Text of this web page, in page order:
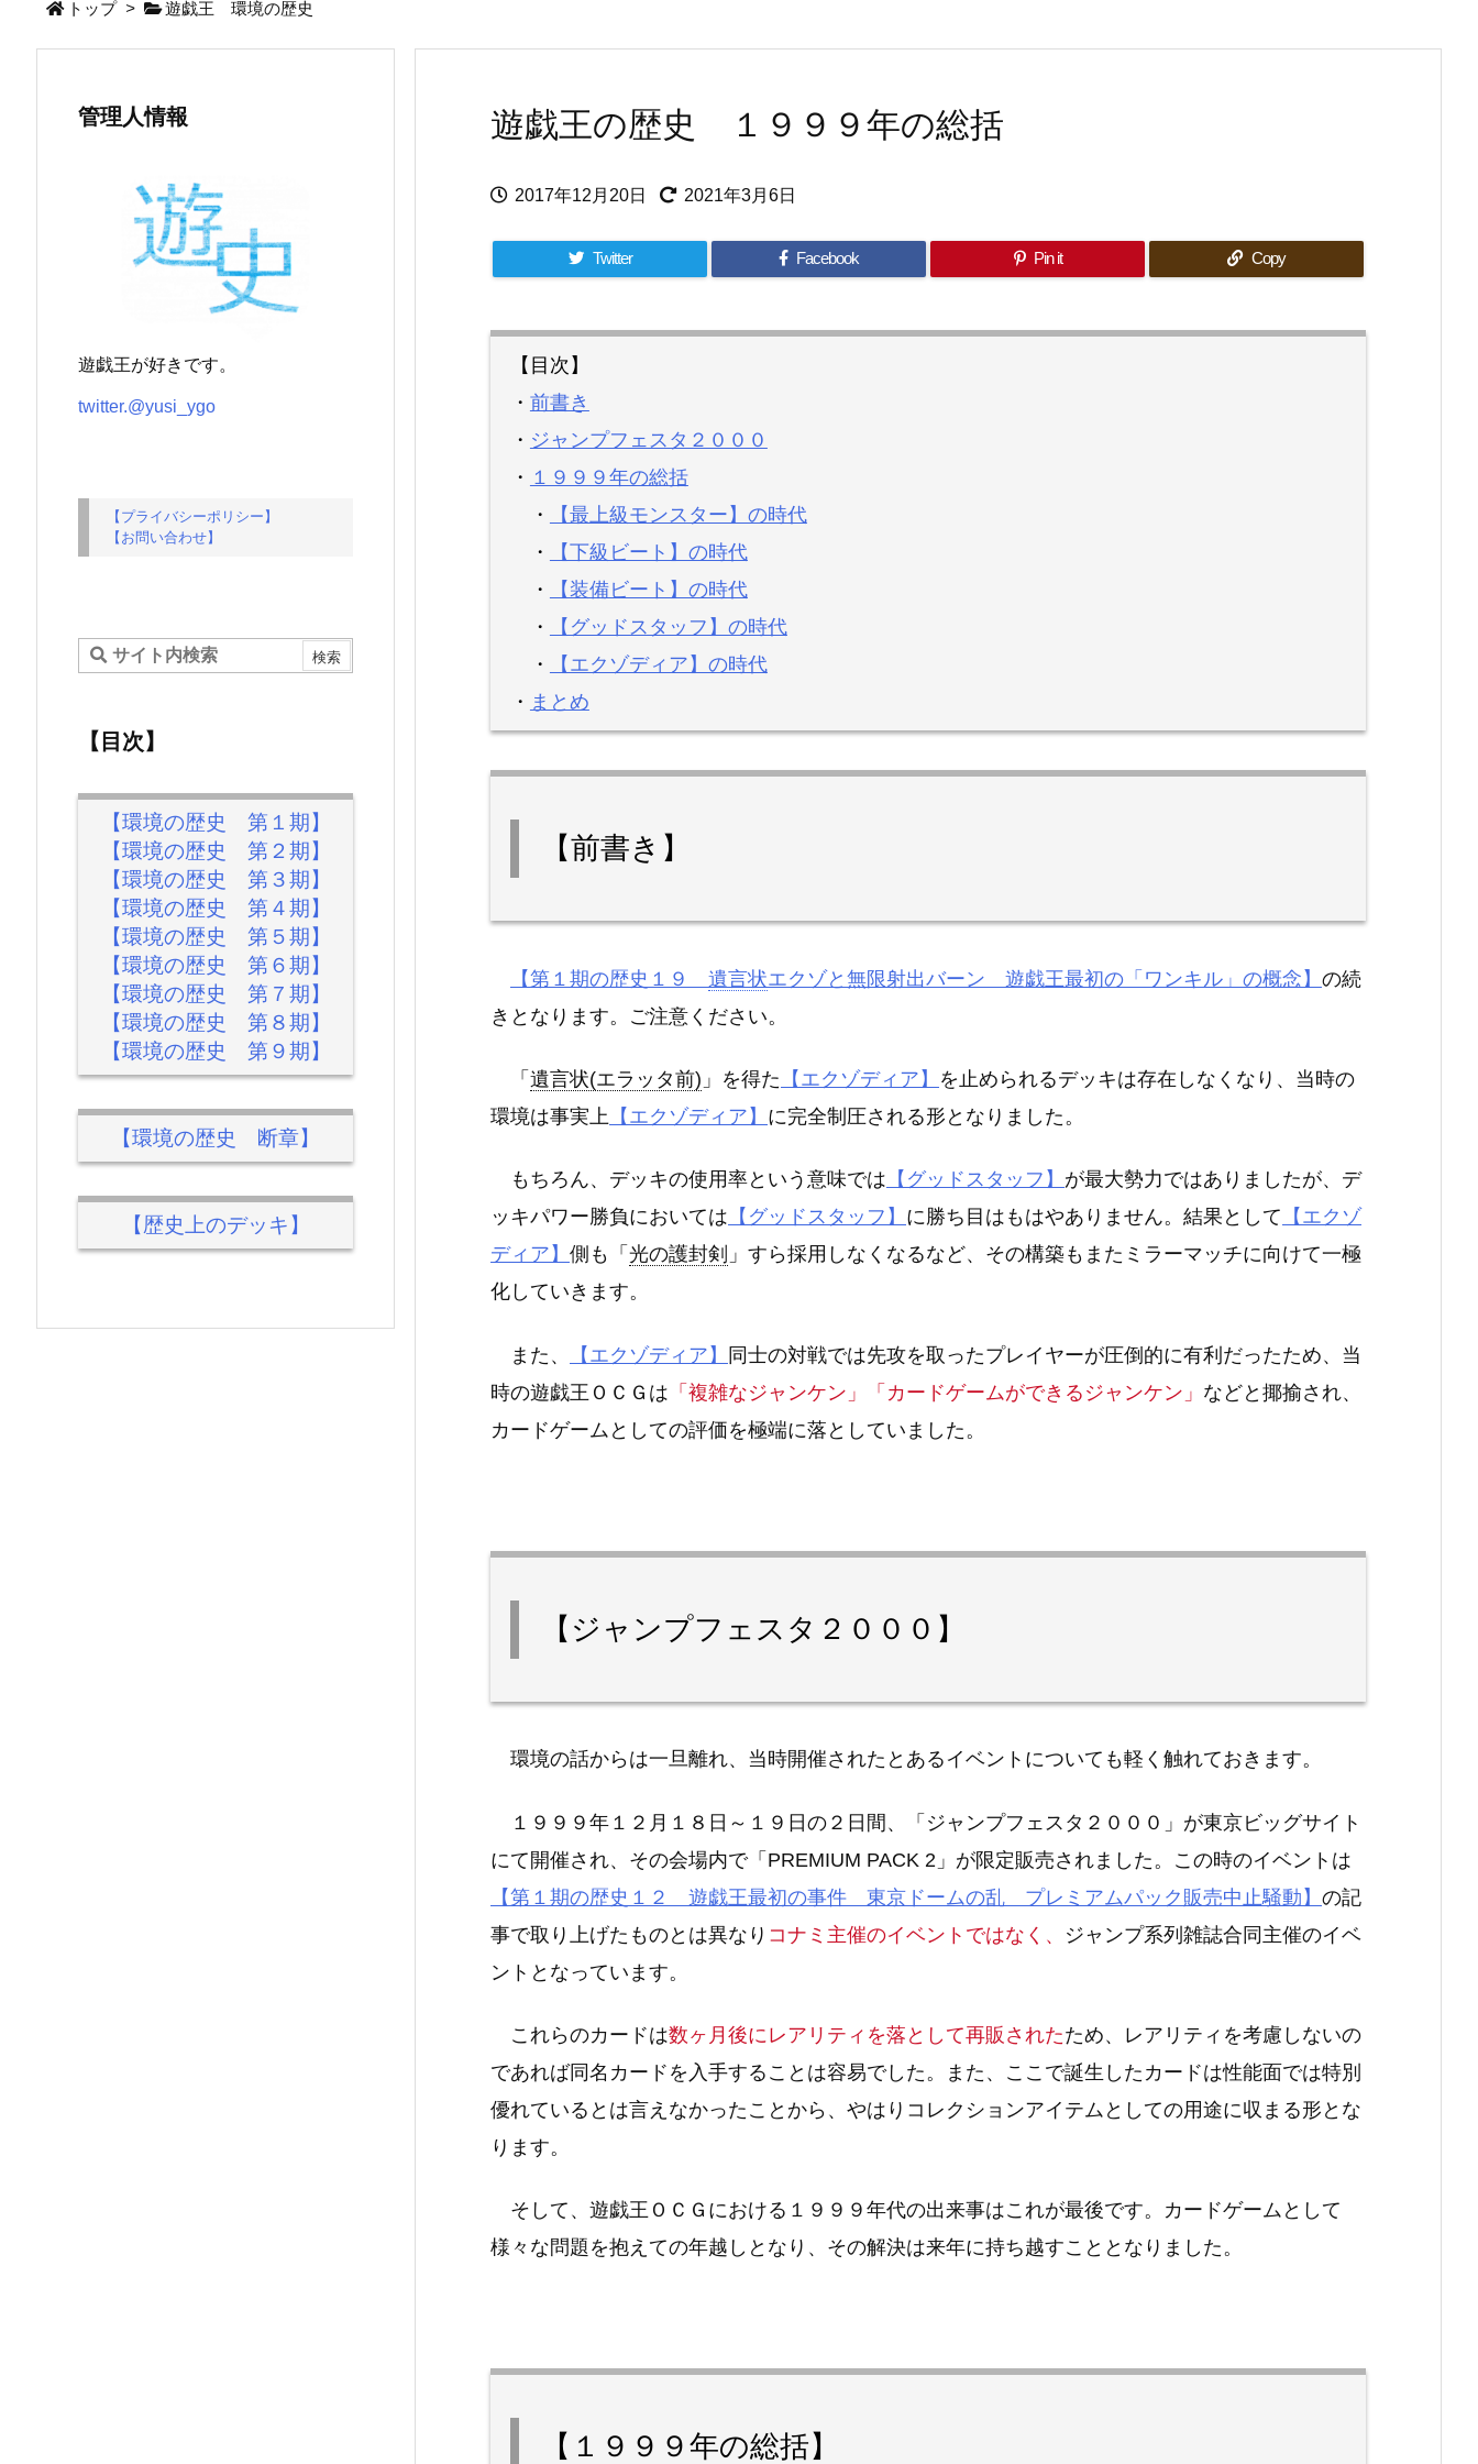
トップ > 遊戯王 環境の歴史
遊戯王の歴史 １９９９年の総括
2017年12月20日 2021年3月6日
Twitter Facebook Pin it Copy
【目次】
・ 前書き
・ ジャンプフェスタ２０００
・ １９９９年の総括
・
【最上級モンスター】の時代
・
【下級ビート】の時代
・
【装備ビート】の時代
・
【グッドスタッフ】の時代
・
【エクゾディア】の時代
・ まとめ
【前書き】
【第１期の歴史１９ 遺言状エクゾと無限射出バーン 遊戯王最初の「ワンキル」の概念】 の続
きとなります。ご注意ください。
「 遺言状(エラッタ前) 」を得た 【エクゾディア】 を止められるデッキは存在しなくなり、当時の
環境は事実上 【エクゾディア】 に完全制圧される形となりました。
もちろん、デッキの使用率という意味では 【グッドスタッフ】 が最大勢力ではありましたが、デ
ッキパワー勝負においては 【グッドスタッフ】 に勝ち目はもはやありません。結果として 【エクゾ
ディア】 側も「 光の護封剣 」すら採用しなくなるなど、その構築もまたミラーマッチに向けて一極
化していきます。
また、 【エクゾディア】
同士の対戦では先攻を取ったプレイヤーが圧倒的に有利だったため、当
時の遊戯王ＯＣＧは 「複雑なジャンケン」「カードゲームができるジャンケン」 などと揶揄され、
カードゲームとしての評価を極端に落としていました。
【ジャンプフェスタ２０００】
環境の話からは一旦離れ、当時開催されたとあるイベントについても軽く触れておきます。
１９９９年１２月１８日～１９日の２日間、「ジャンプフェスタ２０００」が東京ビッグサイト
にて開催され、その会場内で「PREMIUM PACK 2」が限定販売されました。この時のイベントは
【第１期の歴史１２ 遊戯王最初の事件 東京ドームの乱 プレミアムパック販売中止騒動】 の記
事で取り上げたものとは異なり コナミ主催のイベントではなく、 ジャンプ系列雑誌合同主催のイベ
ントとなっています。
これらのカードは数ヶ月後にレアリティを落として再販されたため、レアリティを考慮しないの
であれば同名カードを入手することは容易でした。また、ここで誕生したカードは性能面では特別
優れているとは言えなかったことから、やはりコレクションアイテムとしての用途に収まる形とな
ります。
そして、遊戯王ＯＣＧにおける１９９９年代の出来事はこれが最後です。カードゲームとして
様々な問題を抱えての年越しとなり、その解決は来年に持ち越すこととなりました。
【１９９９年の総括】
管理人情報
遊戯王が好きです。
twitter.@yusi_ygo
【プライバシーポリシー】
【お問い合わせ】
【目次】
【環境の歴史 第１期】
【環境の歴史 第２期】
【環境の歴史 第３期】
【環境の歴史 第４期】
【環境の歴史 第５期】
【環境の歴史 第６期】
【環境の歴史 第７期】
【環境の歴史 第８期】
【環境の歴史 第９期】
【環境の歴史 断章】
【歴史上のデッキ】